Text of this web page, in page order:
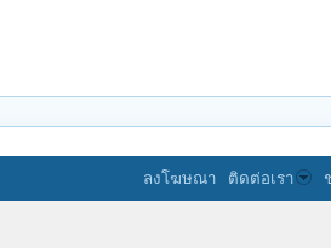
ลงโฆษณา ติดต่อเรา